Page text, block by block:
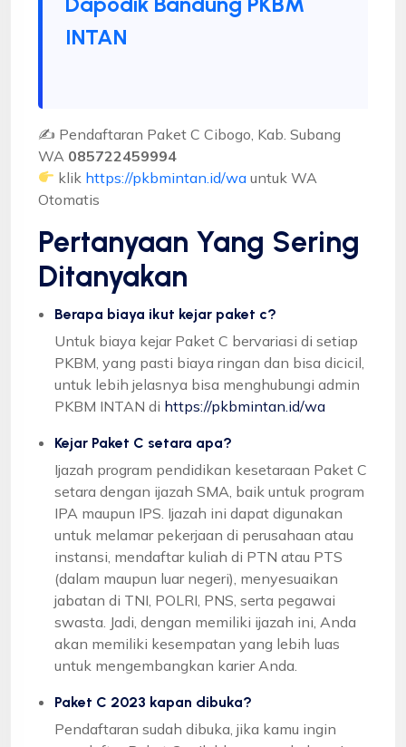
INTAN
✍ Pendaftaran Paket C Cibogo, Kab. Subang
WA 085722459994
klik https://pkbmintan.id/wa untuk WA
Otomatis
Pertanyaan Yang Sering
Ditanyakan
Berapa biaya ikut kejar paket c?
Untuk biaya kejar Paket C bervariasi di setiap
PKBM, yang pasti biaya ringan dan bisa dicicil,
untuk lebih jelasnya bisa menghubungi admin
PKBM INTAN di https://pkbmintan.id/wa
Kejar Paket C setara apa?
Ijazah program pendidikan kesetaraan Paket C
setara dengan ijazah SMA, baik untuk program
IPA maupun IPS. Ijazah ini dapat digunakan
untuk melamar pekerjaan di perusahaan atau
instansi, mendaftar kuliah di PTN atau PTS
(dalam maupun luar negeri), menyesuaikan
jabatan di TNI, POLRI, PNS, serta pegawai
swasta. Jadi, dengan memiliki ijazah ini, Anda
akan memiliki kesempatan yang lebih luas
untuk mengembangkan karier Anda.
Paket C 2023 kapan dibuka?
Pendaftaran sudah dibuka, jika kamu ingin